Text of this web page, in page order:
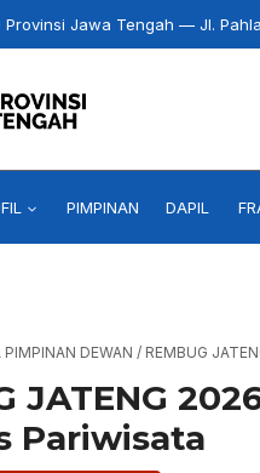
Provinsi Jawa Tengah — Jl.
PIMPINAN DAPIL
PIMPINAN DEWAN / REMBUG
JATENG
Pariwisata